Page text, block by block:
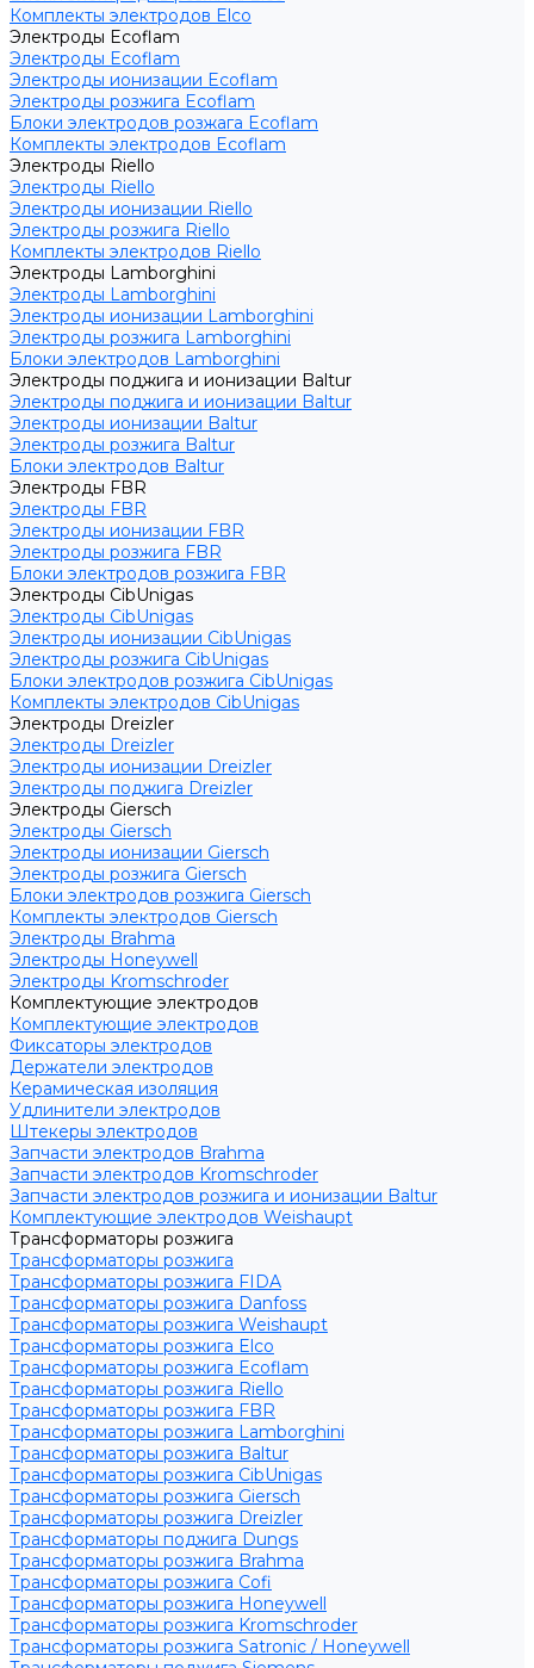
Комплекты электродов Elco
Электроды Ecoflam
Электроды Ecoflam
Электроды ионизации Ecoflam
Электроды розжига Ecoflam
Блоки электродов розжага Ecoflam
Комплекты электродов Ecoflam
Электроды Riello
Электроды Riello
Электроды ионизации Riello
Электроды розжига Riello
Комплекты электродов Riello
Электроды Lamborghini
Электроды Lamborghini
Электроды ионизации Lamborghini
Электроды розжига Lamborghini
Блоки электродов Lamborghini
Электроды поджига и ионизации Baltur
Электроды поджига и ионизации Baltur
Электроды ионизации Baltur
Электроды розжига Baltur
Блоки электродов Baltur
Электроды FBR
Электроды FBR
Электроды ионизации FBR
Электроды розжига FBR
Блоки электродов розжига FBR
Электроды CibUnigas
Электроды CibUnigas
Электроды ионизации CibUnigas
Электроды розжига CibUnigas
Блоки электродов розжига CibUnigas
Комплекты электродов CibUnigas
Электроды Dreizler
Электроды Dreizler
Электроды ионизации Dreizler
Электроды поджига Dreizler
Электроды Giersch
Электроды Giersch
Электроды ионизации Giersch
Электроды розжига Giersch
Блоки электродов розжига Giersch
Комплекты электродов Giersch
Электроды Brahma
Электроды Honeywell
Электроды Kromschroder
Комплектующие электродов
Комплектующие электродов
Фиксаторы электродов
Держатели электродов
Керамическая изоляция
Удлинители электродов
Штекеры электродов
Запчасти электродов Brahma
Запчасти электродов Kromschroder
Запчасти электродов розжига и ионизации Baltur
Комплектующие электродов Weishaupt
Трансформаторы розжига
Трансформаторы розжига
Трансформаторы розжига FIDA
Трансформаторы розжига Danfoss
Трансформаторы розжига Weishaupt
Трансформаторы розжига Elco
Трансформаторы розжига Ecoflam
Трансформаторы розжига Riello
Трансформаторы розжига FBR
Трансформаторы розжига Lamborghini
Трансформаторы розжига Baltur
Трансформаторы розжига CibUnigas
Трансформаторы розжига Giersch
Трансформаторы розжига Dreizler
Трансформаторы поджига Dungs
Трансформаторы розжига Brahma
Трансформаторы розжига Cofi
Трансформаторы розжига Honeywell
Трансформаторы розжига Kromschroder
Трансформаторы розжига Satronic / Honeywell